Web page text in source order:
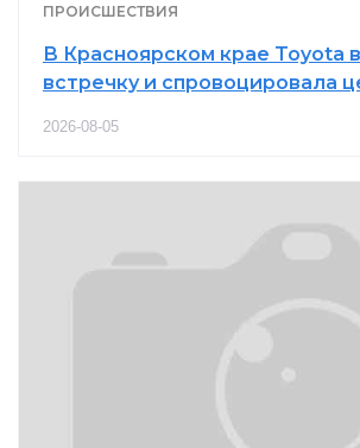
ПРОИСШЕСТВИЯ
В Красноярском крае Toyota
встречку и спровоцировала
2026-08-05